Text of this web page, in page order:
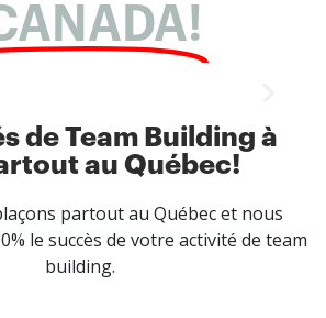
de Team Building à
au Québec!
partout au Québec et nous
le succès de votre activité de team
building.